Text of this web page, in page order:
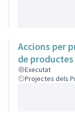
Accions per
de
Executat
Projectes dels